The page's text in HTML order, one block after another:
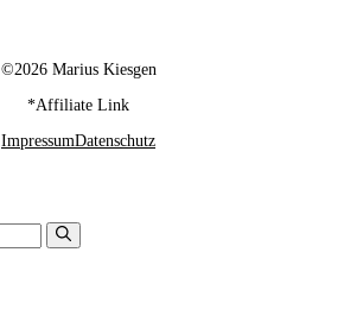
©2026 Marius Kiesgen
*Affiliate Link
ImpressumDatenschutz